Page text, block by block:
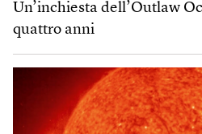
Un’inchiesta dell’Outlaw
quattro anni